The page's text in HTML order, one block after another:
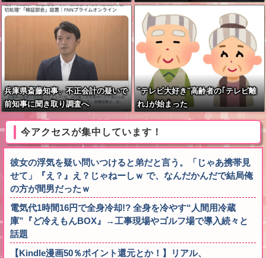
兵庫県斎藤知事、不正会計の疑いで
前知事に聞き取り調査へ
"テレビ大好き"高齢者の｢テレビ離
れ｣が始まった
今アクセスが集中しています！
彼女の浮気を疑い問いつけると弟だと言う。「じゃあ携帯見
せて」『え？』え？じゃねーしｗ で、なんだかんだで結局俺
の方が間男だったｗ
電気代1時間16円で全身冷却!? 全身を冷やす“人間用冷蔵
庫”『ど冷えもんBOX』→工事現場やゴルフ場で導入続々と
話題
【Kindle漫画50％ポイント還元とか！】リアル、